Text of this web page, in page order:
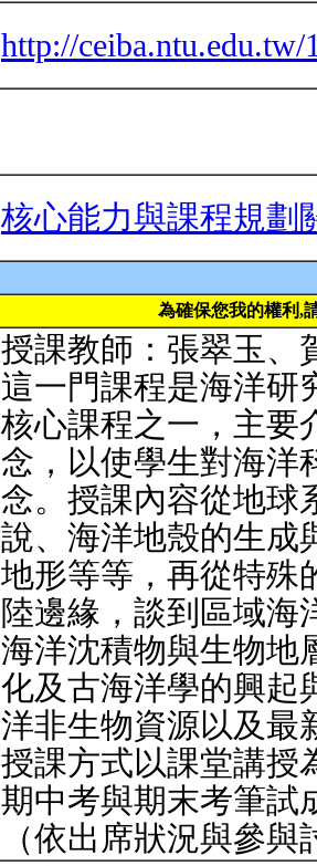
http://ceiba.ntu.edu.tw/
核心能力與課程規劃
為確保您我的權利,
授課教師：張翠玉、
這一門課程是海洋研
核心課程之一，主要
念，以使學生對海洋
念。授課內容從地球
說、海洋地殼的生成
地形等等，再從特殊
陸邊緣，談到區域海
海洋沈積物與生物地
化及古海洋學的興起
洋非生物資源以及最
授課方式以課堂講授
期中考與期末考筆試
（依出席狀況與參